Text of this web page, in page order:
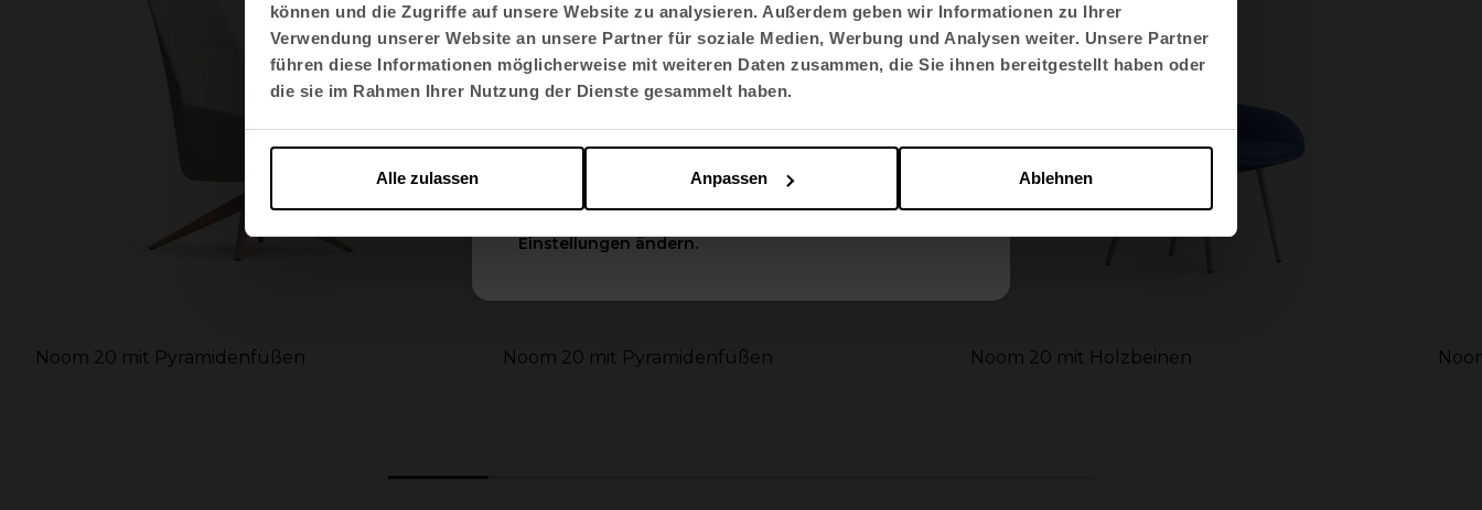
können und die Zugriffe auf unsere Website zu analysieren. Außerdem geben wir Informationen zu Ihrer
Verwendung unserer Website an unsere Partner für soziale Medien, Werbung und Analysen weiter. Unsere Partner
führen diese Informationen möglicherweise mit weiteren Daten zusammen, die Sie ihnen bereitgestellt haben oder
die sie im Rahmen Ihrer Nutzung der Dienste gesammelt haben.
Ablehnen
Anpassen
Alle zulassen
Noom 20 mit Pyramidenfüßen Noom 20 mit Pyramidenfüßen Noom 20 mit Holzbeinen
Sprache auswählen
English US
Apply
Einstellungen ändern.